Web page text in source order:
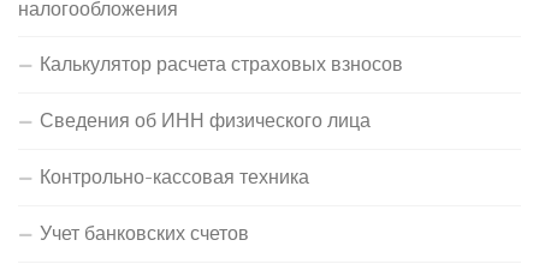
налогообложения
Калькулятор расчета страховых взносов
Сведения об ИНН физического лица
Контрольно-кассовая техника
Учет банковских счетов